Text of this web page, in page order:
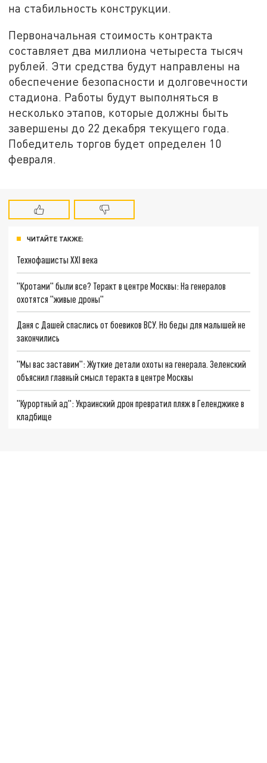
на стабильность конструкции.
Первоначальная стоимость контракта
составляет два миллиона четыреста тысяч
рублей. Эти средства будут направлены на
обеспечение безопасности и долговечности
стадиона. Работы будут выполняться в
несколько этапов, которые должны быть
завершены до 22 декабря текущего года.
Победитель торгов будет определен 10
февраля.
ЧИТАЙТЕ ТАКЖЕ:
Технофашисты XXI века
"Кротами" были все? Теракт в центре Москвы: На генералов
охотятся "живые дроны"
Даня с Дашей спаслись от боевиков ВСУ. Но беды для малышей не
закончились
"Мы вас заставим": Жуткие детали охоты на генерала. Зеленский
объяснил главный смысл теракта в центре Москвы
"Курортный ад": Украинский дрон превратил пляж в Геленджике в
кладбище